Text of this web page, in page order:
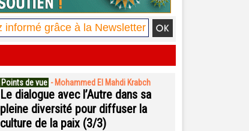
Points de vue - Mohammed El Mahdi Krabch
Le dialogue avec l’Autre dans sa
pleine diversité pour diffuser la
culture de la paix (3/3)